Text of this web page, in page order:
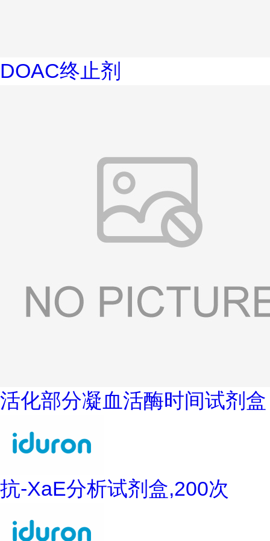
DOAC终止剂
活化部分凝血活酶时间试剂盒
抗-XaE分析试剂盒,200次